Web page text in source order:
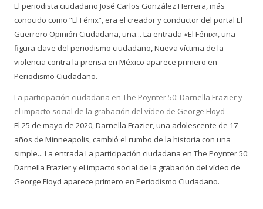
El periodista ciudadano José Carlos González Herrera, más
conocido como “El Fénix”, era el creador y conductor del portal El
Guerrero Opinión Ciudadana, una... La entrada «El Fénix», una
figura clave del periodismo ciudadano, Nueva víctima de la
violencia contra la prensa en México aparece primero en
Periodismo Ciudadano.
La participación ciudadana en The Poynter 50: Darnella Frazier y
el impacto social de la grabación del vídeo de George Floyd
El 25 de mayo de 2020, Darnella Frazier, una adolescente de 17
años de Minneapolis, cambió el rumbo de la historia con una
simple... La entrada La participación ciudadana en The Poynter 50:
Darnella Frazier y el impacto social de la grabación del vídeo de
George Floyd aparece primero en Periodismo Ciudadano.